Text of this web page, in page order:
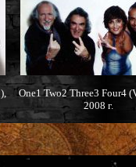
One1 Two2 Three3 Four4
2008 г.